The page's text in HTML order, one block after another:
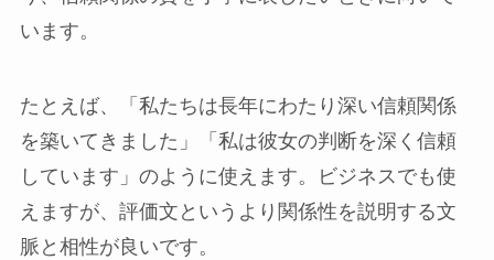
います。
たとえば、「私たちは長年にわたり深い信頼関係
を築いてきました」「私は彼女の判断を深く信頼
しています」のように使えます。ビジネスでも使
えますが、評価文というより関係性を説明する文
脈と相性が良いです。